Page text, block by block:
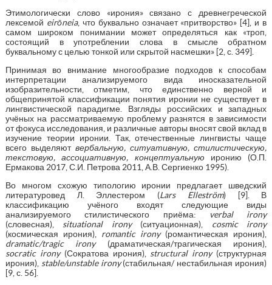
Этимологически слово «ирония» связано с древнегреческой
лексемой eirōneia, что буквально означает «притворство» [4], и в
самом широком понимании может определяться как «троп,
состоящий в употреблении слова в смысле обратном
буквальному с целью тонкой или скрытой насмешки» [2, с. 349].
Принимая во внимание многообразие подходов к способам
интерпретации анализируемого вида иносказательной
изобразительности, отметим, что единственно верной и
общепринятой классификации понятия иронии не существует в
лингвистической парадигме. Взгляды российских и западных
учёных на рассматриваемую проблему разнятся в зависимости
от фокуса исследования, и различные авторы вносят свой вклад в
изучение теории иронии. Так, отечественные лингвисты чаще
всего выделяют вербальную, ситуативную, стилистическую,
текстовую, ассоциативную, концептуальную иронию (О.П.
Ермакова 2017, С.И. Петрова 2011, А.В. Сергиенко 1995).
Во многом схожую типологию иронии предлагает шведский
литературовед Л. Эллестером (Lars Elleström) [9]. В
классификацию учёного входят следующие виды
анализируемого стилистического приёма:
verbal irony
(словесная), situational irony(ситуационная), cosmic irony
(космическая ирония), romantic irony(романтическая ирония),
dramatic/tragic irony(драматическая/трагическая ирония),
socratic irony(Сократова ирония), structural irony(структурная
ирония), stable/unstable irony(стабильная/ нестабильная ирония)
[9, с. 56].